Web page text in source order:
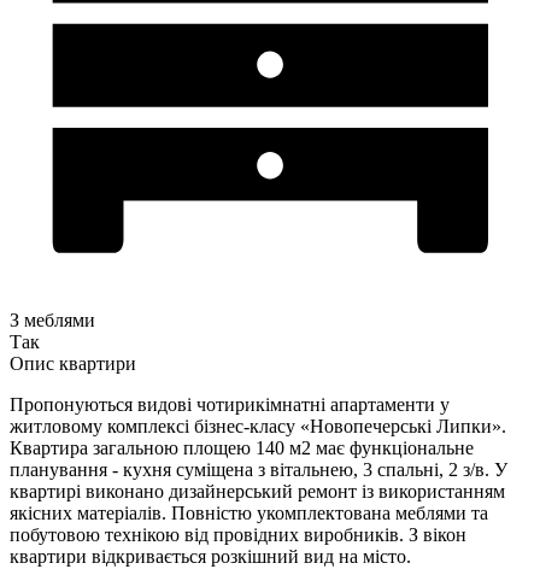
З меблями
Так
Опис квартири
Пропонуються видові чотирикімнатні апартаменти у
житловому комплексі бізнес-класу «Новопечерські Липки».
Квартира загальною площею 140 м2 має функціональне
планування - кухня суміщена з вітальнею, 3 спальні, 2 з/в. У
квартирі виконано дизайнерський ремонт із використанням
якісних матеріалів. Повністю укомплектована меблями та
побутовою технікою від провідних виробників. З вікон
квартири відкривається розкішний вид на місто.